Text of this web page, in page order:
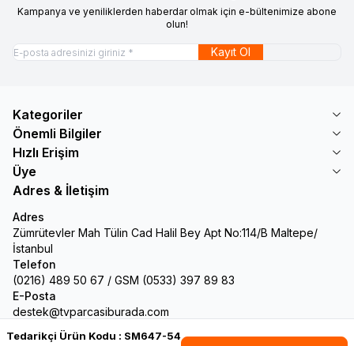
Tedarikçi Ürün Kodu : SM647-54
Kampanya ve yeniliklerden haberdar olmak için e-bültenimize abone
olun!
Kayıt Ol
Kategoriler
Önemli Bilgiler
Hızlı Erişim
Üye
Adres & İletişim
Adres
Zümrütevler Mah Tülin Cad Halil Bey Apt No:114/B Maltepe/
İstanbul
Telefon
(0216) 489 50 67 / GSM (0533) 397 89 83
E-Posta
destek@tvparcasiburada.com